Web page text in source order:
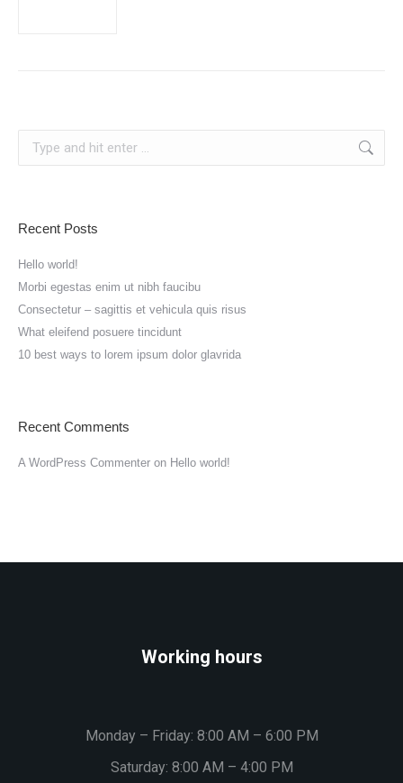
Recent Posts
Hello world!
Morbi egestas enim ut nibh faucibu
Consectetur – sagittis et vehicula quis risus
What eleifend posuere tincidunt
10 best ways to lorem ipsum dolor glavrida
Recent Comments
A WordPress Commenter on Hello world!
Working hours
Monday – Friday: 8:00 AM – 6:00 PM
Saturday: 8:00 AM – 4:00 PM